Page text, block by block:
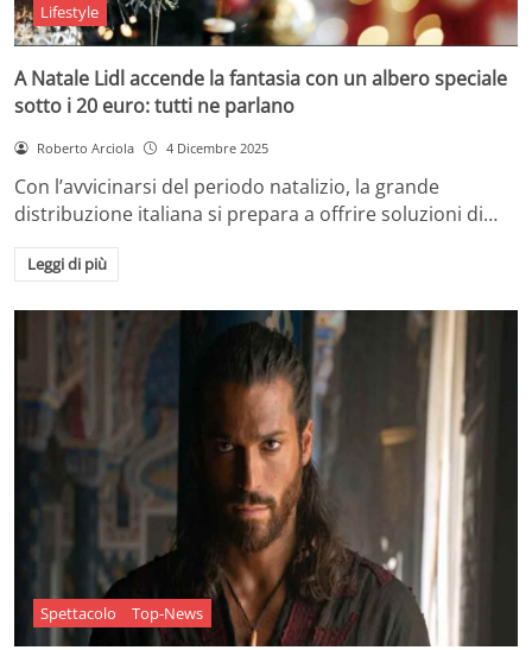
Lifestyle
A Natale Lidl accende la fantasia con un albero speciale
sotto i 20 euro: tutti ne parlano
Roberto Arciola 4 Dicembre 2025
Con l’avvicinarsi del periodo natalizio, la grande
distribuzione italiana si prepara a offrire soluzioni di…
Leggi di più
Spettacolo Top-News